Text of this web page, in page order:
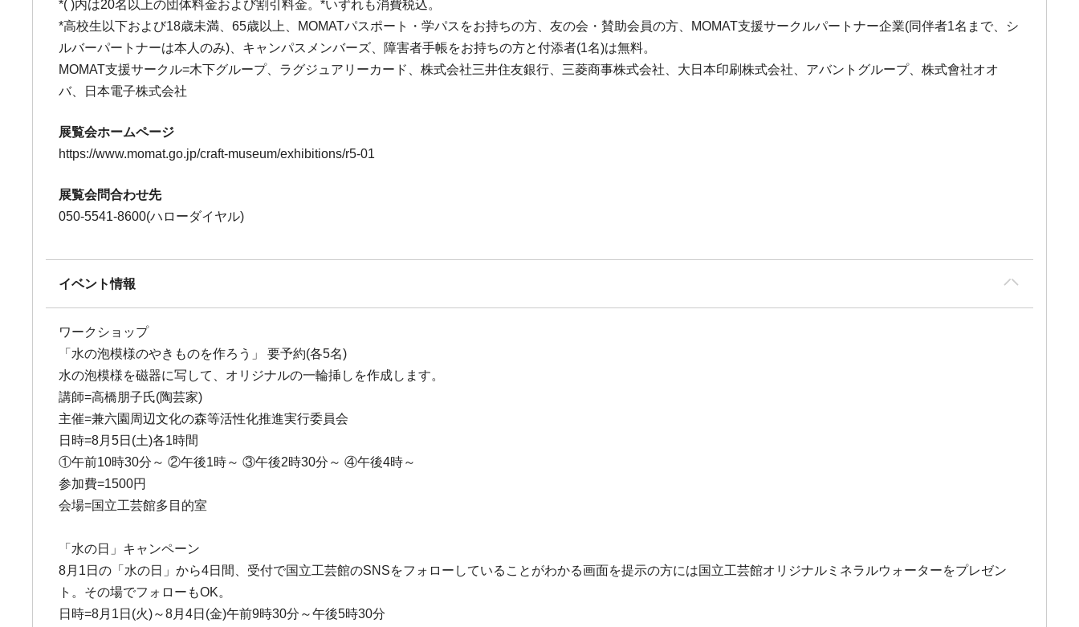
*( )内は20名以上の団体料金および割引料金。*いずれも消費税込。
*高校生以下および18歳未満、65歳以上、MOMATパスポート・学パスをお持ちの方、友の会・賛助会員の方、MOMAT支援サークルパートナー企業(同伴者1名まで、シ
ルバーパートナーは本人のみ)、キャンパスメンバーズ、障害者手帳をお持ちの方と付添者(1名)は無料。
MOMAT支援サークル=木下グループ、ラグジュアリーカード、株式会社三井住友銀行、三菱商事株式会社、大日本印刷株式会社、アバントグループ、株式會社オオ
バ、日本電子株式会社
展覧会ホームページ
https://www.momat.go.jp/craft-museum/exhibitions/r5-01
展覧会問合わせ先
050-5541-8600(ハローダイヤル)
イベント情報
ワークショップ
「水の泡模様のやきものを作ろう」 要予約(各5名)
水の泡模様を磁器に写して、オリジナルの一輪挿しを作成します。
講師=高橋朋子氏(陶芸家)
主催=兼六園周辺文化の森等活性化推進実行委員会
日時=8月5日(土)各1時間
①午前10時30分～ ②午後1時～ ③午後2時30分～ ④午後4時～
参加費=1500円
会場=国立工芸館多目的室
「水の日」キャンペーン
8月1日の「水の日」から4日間、受付で国立工芸館のSNSをフォローしていることがわかる画面を提示の方には国立工芸館オリジナルミネラルウォーターをプレゼン
ト。その場でフォローもOK。
日時=8月1日(火)～8月4日(金)午前9時30分～午後5時30分